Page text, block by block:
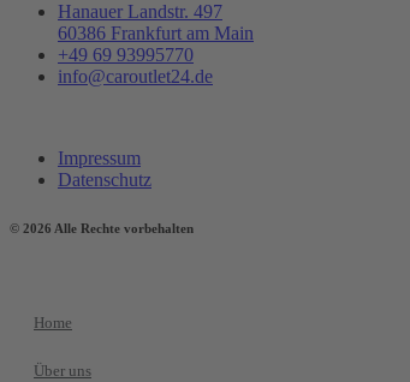
Hanauer Landstr. 497
60386 Frankfurt am Main
+49 69 93995770
info@caroutlet24.de
Impressum
Datenschutz
© 2026 Alle Rechte vorbehalten
Home
Über uns